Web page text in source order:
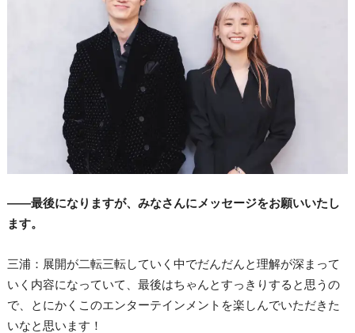
――最後になりますが、みなさんにメッセージをお願いいたし
ます。
三浦：展開が二転三転していく中でだんだんと理解が深まって
いく内容になっていて、最後はちゃんとすっきりすると思うの
で、とにかくこのエンターテインメントを楽しんでいただきた
いなと思います！